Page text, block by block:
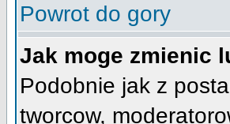
Powrot do gory
Jak moge zmienic
Podobnie jak z
tworcow,